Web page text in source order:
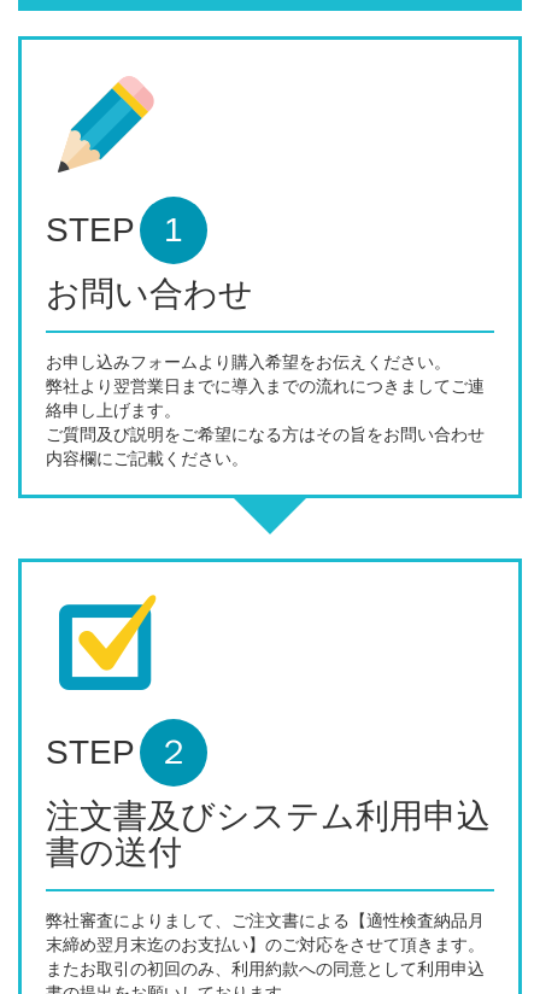
STEP
1
お問い合わせ
お申し込みフォームより購入希望をお伝えください。
弊社より翌営業日までに導入までの流れにつきましてご連
絡申し上げます。
ご質問及び説明をご希望になる方はその旨をお問い合わせ
内容欄にご記載ください。
STEP
２
注文書及びシステム利用申込
書の送付
弊社審査によりまして、ご注文書による【適性検査納品月
末締め翌月末迄のお支払い】のご対応をさせて頂きます。
またお取引の初回のみ、利用約款への同意として利用申込